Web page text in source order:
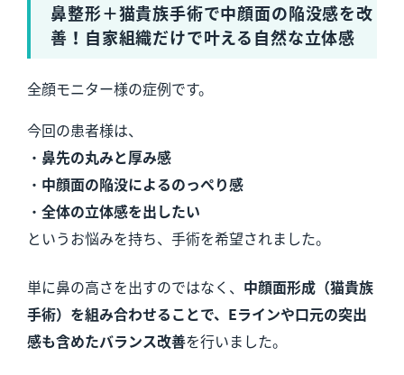
鼻整形＋猫貴族手術で中顔面の陥没感を改
善！自家組織だけで叶える自然な立体感
全顔モニター様の症例です。
今回の患者様は、
・ 鼻先の丸みと厚み感
・ 中顔面の陥没によるのっぺり感
・ 全体の立体感を出したい
というお悩みを持ち、手術を希望されました。
単に鼻の高さを出すのではなく、 中顔面形成（猫貴族
手術）を組み合わせることで、Eラインや口元の突出
感も含めたバランス改善を行いました。